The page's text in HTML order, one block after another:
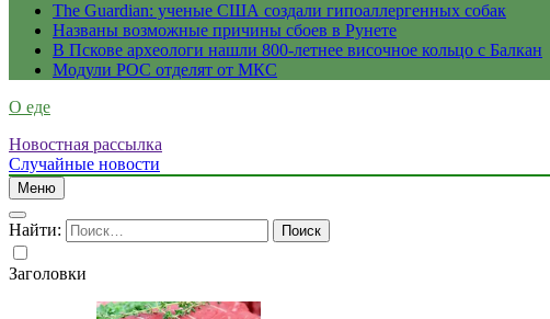
The Guardian: ученые США создали гипоаллергенных собак
Названы возможные причины сбоев в Рунете
В Пскове археологи нашли 800-летнее височное кольцо с Балкан
Модули РОС отделят от МКС
О еде
Новостная рассылка
Случайные новости
Меню
Найти:
Заголовки